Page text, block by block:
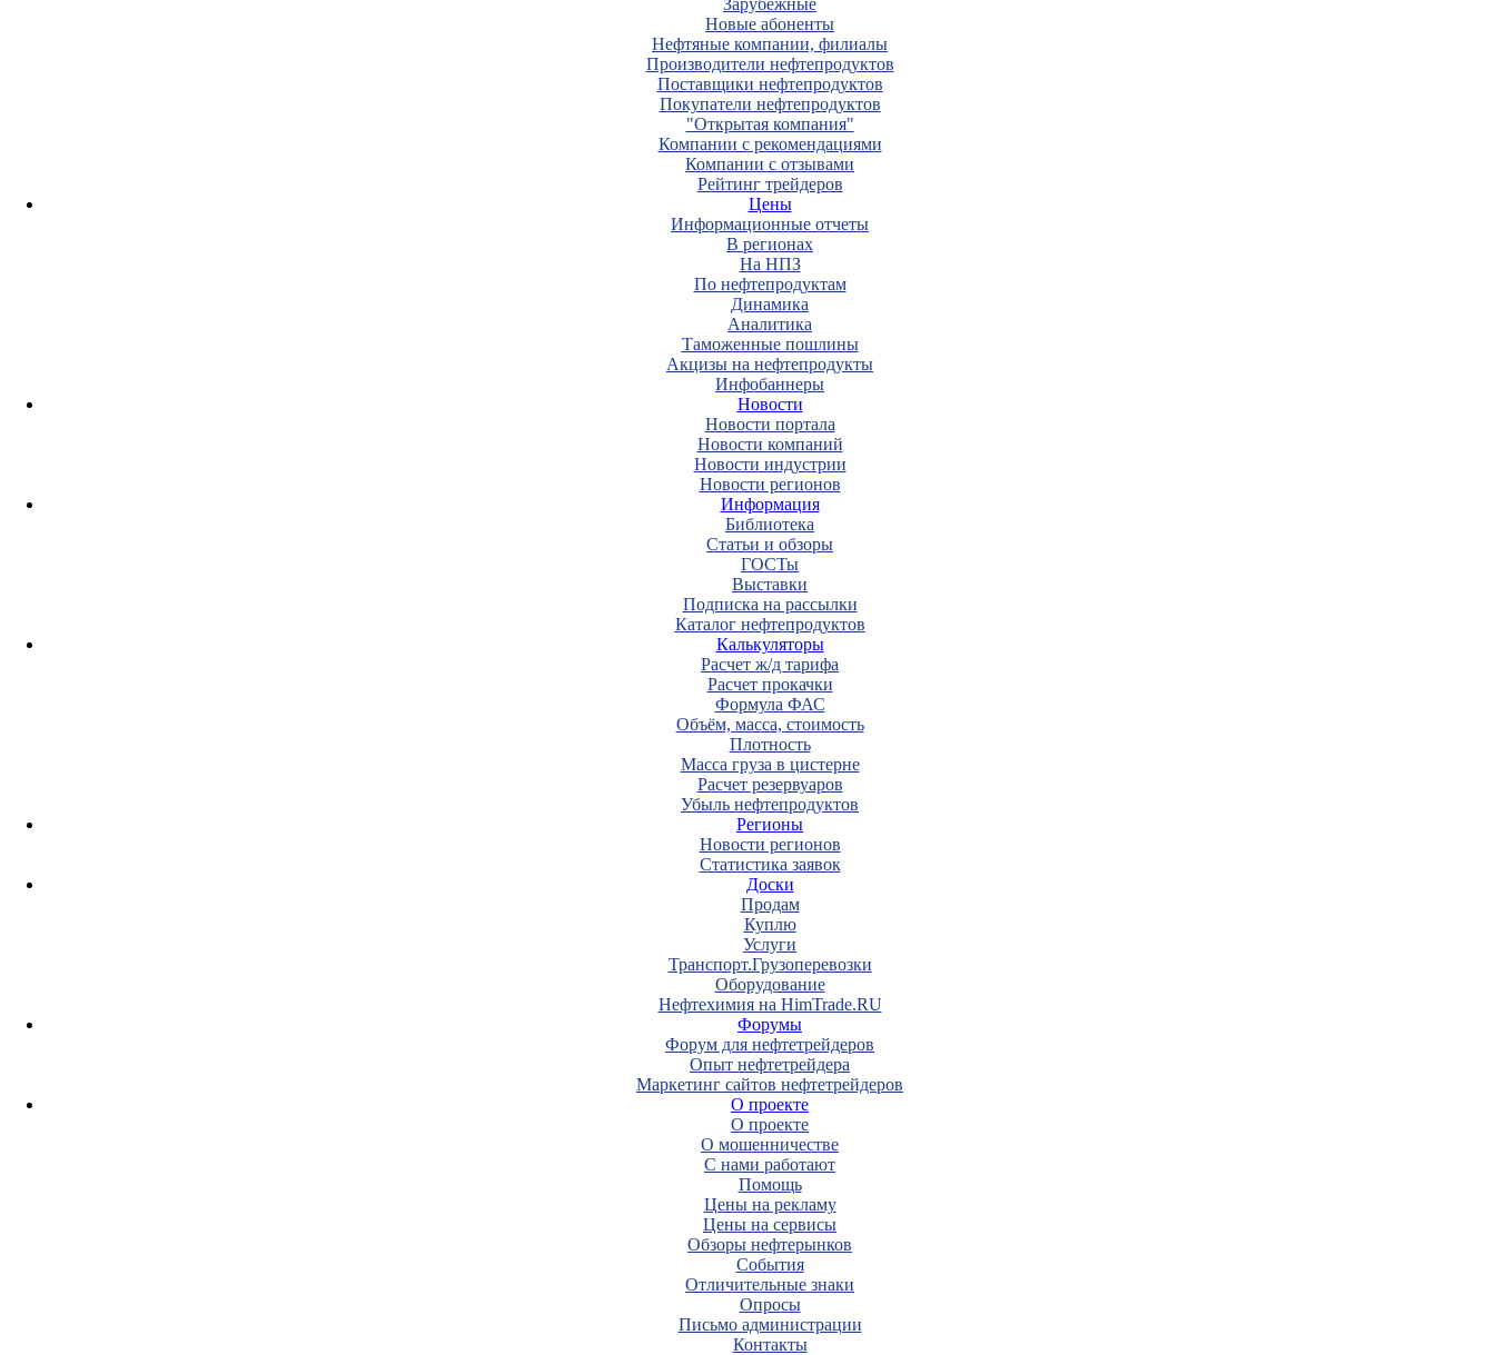
Зарубежные
Новые абоненты
Нефтяные компании, филиалы
Производители нефтепродуктов
Поставщики нефтепродуктов
Покупатели нефтепродуктов
"Открытая компания"
Компании с рекомендациями
Компании с отзывами
Рейтинг трейдеров
Цены
Информационные отчеты
В регионах
На НПЗ
По нефтепродуктам
Динамика
Аналитика
Таможенные пошлины
Акцизы на нефтепродукты
Инфобаннеры
Новости
Новости портала
Новости компаний
Новости индустрии
Новости регионов
Информация
Библиотека
Статьи и обзоры
ГОСТы
Выставки
Подписка на рассылки
Каталог нефтепродуктов
Калькуляторы
Расчет ж/д тарифа
Расчет прокачки
Формула ФАС
Объём, масса, стоимость
Плотность
Масса груза в цистерне
Расчет резервуаров
Убыль нефтепродуктов
Регионы
Новости регионов
Статистика заявок
Доски
Продам
Куплю
Услуги
Транспорт.Грузоперевозки
Оборудование
Нефтехимия на HimTrade.RU
Форумы
Форум для нефтетрейдеров
Опыт нефтетрейдера
Маркетинг сайтов нефтетрейдеров
О проекте
О проекте
О мошенничестве
С нами работают
Помощь
Цены на рекламу
Цены на сервисы
Обзоры нефтерынков
События
Отличительные знаки
Опросы
Письмо администрации
Контакты